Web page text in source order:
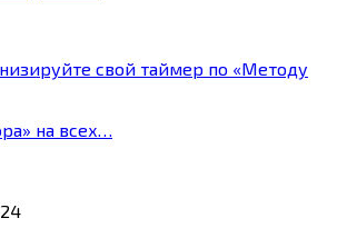
свой таймер по «Методу
на всех…